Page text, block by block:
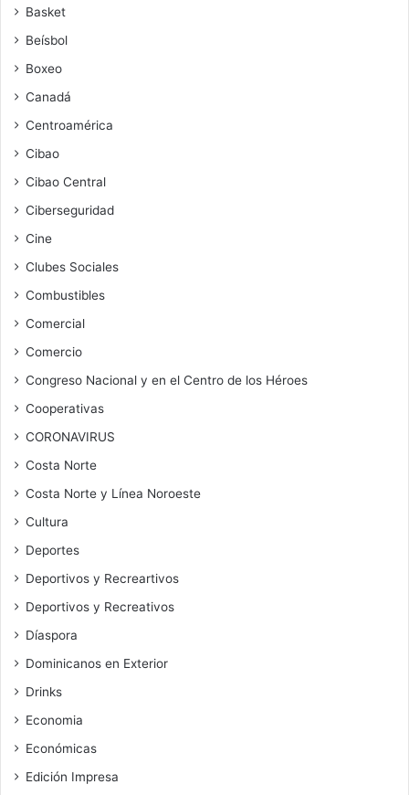
Basket
Beísbol
Boxeo
Canadá
Centroamérica
Cibao
Cibao Central
Ciberseguridad
Cine
Clubes Sociales
Combustibles
Comercial
Comercio
Congreso Nacional y en el Centro de los Héroes
Cooperativas
CORONAVIRUS
Costa Norte
Costa Norte y Línea Noroeste
Cultura
Deportes
Deportivos y Recreartivos
Deportivos y Recreativos
Díaspora
Dominicanos en Exterior
Drinks
Economia
Económicas
Edición Impresa